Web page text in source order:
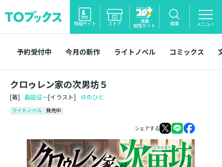
特設サイト ストア 漫画
配信サイト 検索 メニュー
予約受付中 今月の新作 ライトノベル コミックス
クロゥレン家の次男坊５
[著] 島田征一[イラスト] ゆのひと
ライトノベル 発売中
シェアする